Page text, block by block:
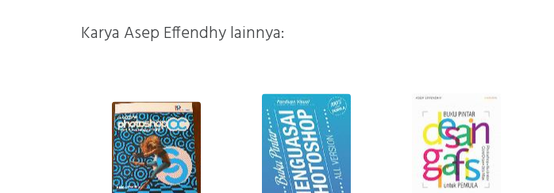
Karya Asep Effendhy lainnya: